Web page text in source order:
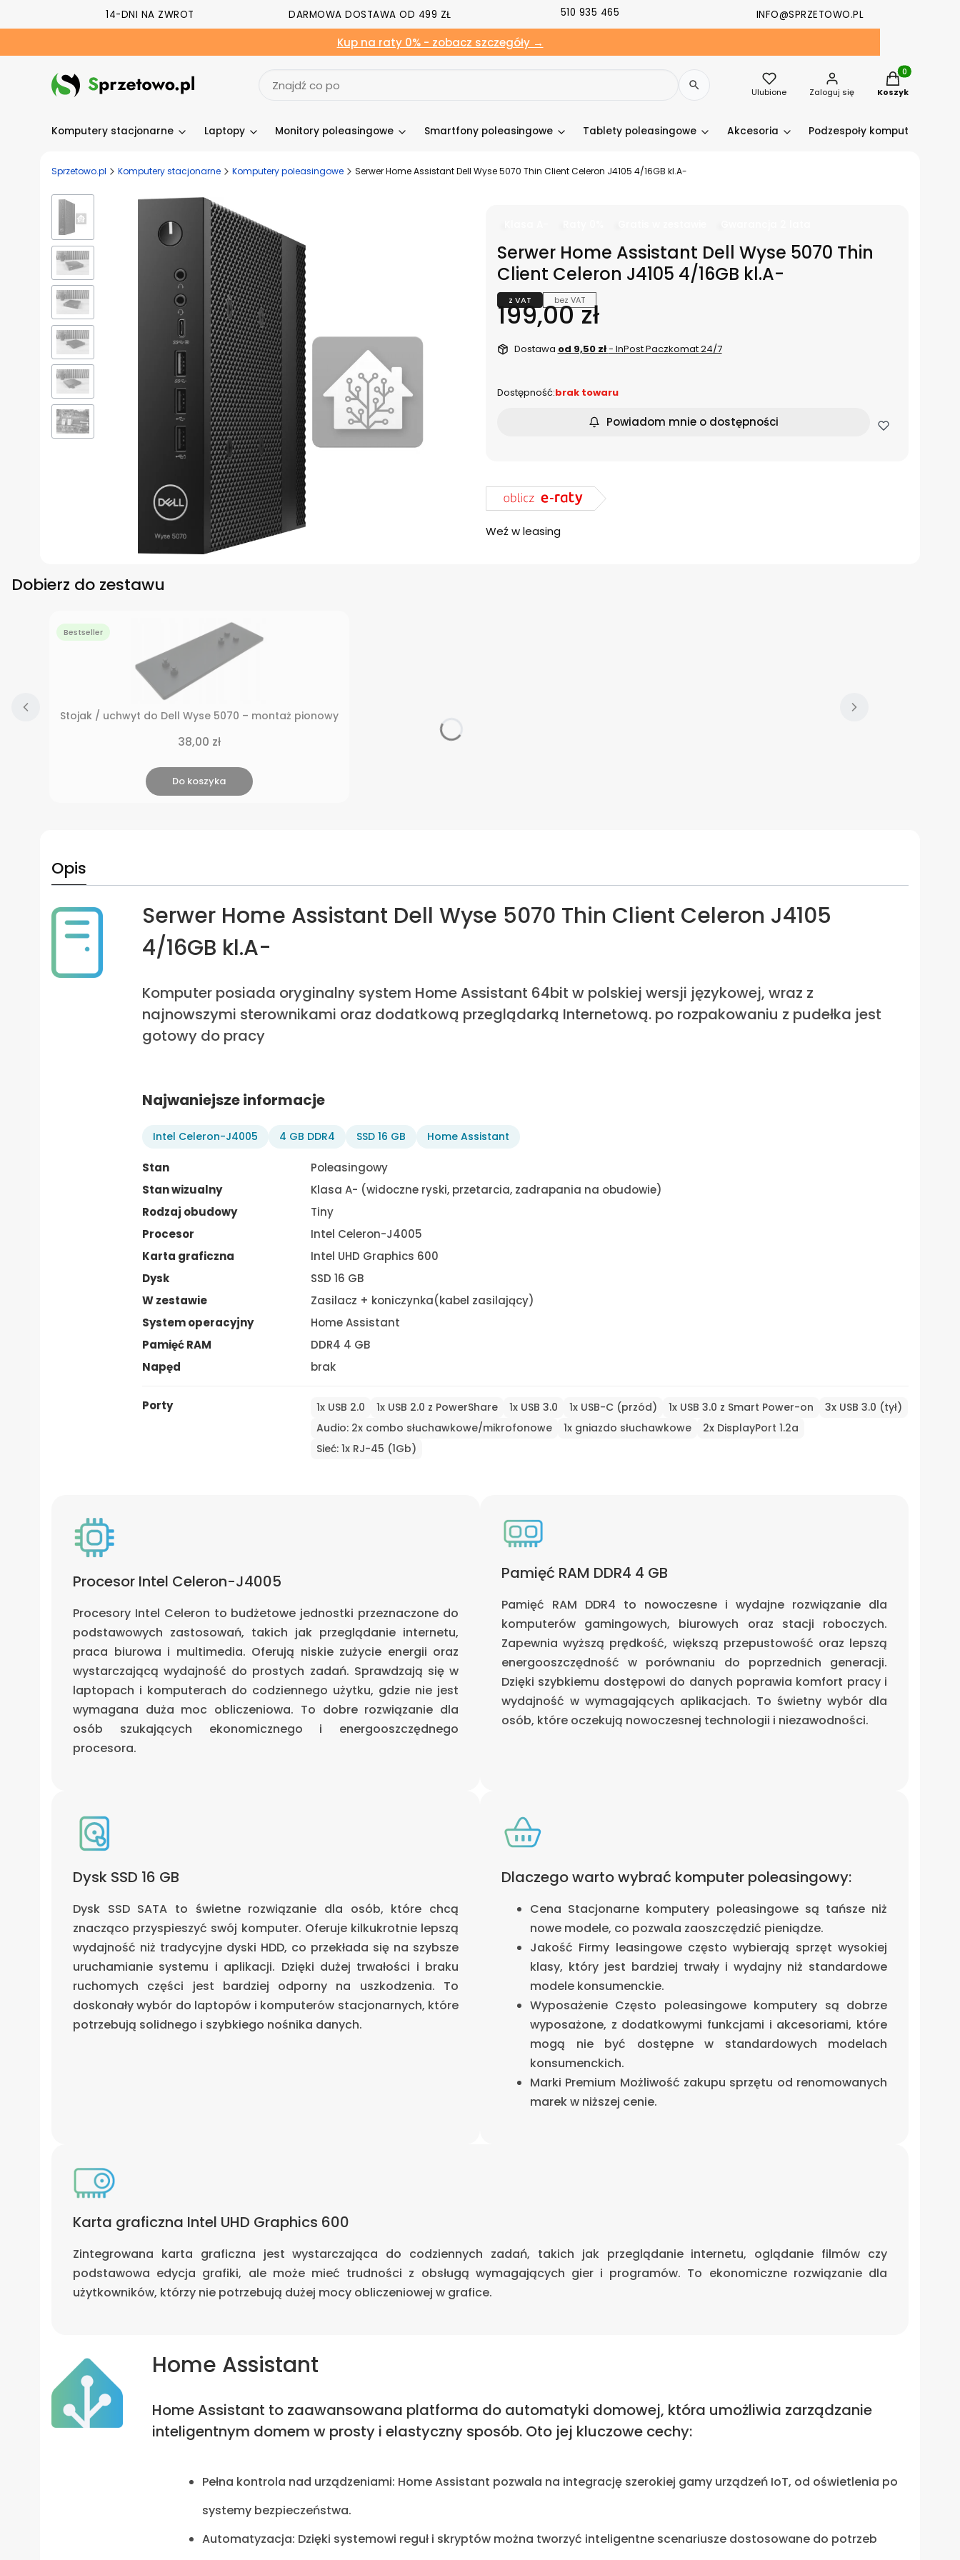
14-DNI NA ZWROT DARMOWA DOSTAWA OD 499 ZŁ 510 935 465 INFO@SPRZETOWO.PL
Kup na raty 0% - zobacz szczegóły →
Ulubione Zaloguj się
Produkty w
Koszyk
Komputery stacjonarne Laptopy Monitory poleasingowe Smartfony poleasingowe Tablety poleasingowe Akcesoria Podzespoły komputerowe
Sprzetowo.pl Komputery stacjonarne Komputery poleasingowe Serwer Home Assistant Dell Wyse 5070 Thin Client Celeron J4105 4/16GB kl.A-
Serwer Home Assistant Dell Wyse 5070 Thin
Client Celeron J4105 4/16GB kl.A-
z VAT bez VAT
Cena
199,00 zł
Dostawa od 9,50 zł- InPost Paczkomat 24/7
Dostępność:brak towaru
Powiadom mnie o dostępności
Weź w leasing
Dobierz do zestawu
Bestseller
Stojak / uchwyt do Dell Wyse 5070 – montaż pionowy
Cena
38,00 zł
Do koszyka
Opis
Serwer Home Assistant Dell Wyse 5070 Thin Client Celeron J4105
4/16GB kl.A-
Komputer posiada oryginalny system Home Assistant 64bit w polskiej wersji językowej, wraz z
najnowszymi sterownikami oraz dodatkową przeglądarką Internetową. po rozpakowaniu z pudełka jest
gotowy do pracy
Najwaniejsze informacje
Intel Celeron-J4005 4 GB DDR4 SSD 16 GB Home Assistant
Stan
Poleasingowy
Stan wizualny
Klasa A- (widoczne ryski, przetarcia, zadrapania na obudowie)
Rodzaj obudowy
Tiny
Procesor
Intel Celeron-J4005
Karta graficzna
Intel UHD Graphics 600
Dysk
SSD 16 GB
W zestawie
Zasilacz + koniczynka(kabel zasilający)
System operacyjny
Home Assistant
Pamięć RAM
DDR4 4 GB
Napęd
brak
Porty 1x USB 2.0 1x USB 2.0 z PowerShare 1x USB 3.0 1x USB-C (przód) 1x USB 3.0 z Smart Power-on
3x USB 3.0 (tył)
Audio: 2x combo słuchawkowe/mikrofonowe
1x gniazdo słuchawkowe
2x DisplayPort 1.2a
Sieć: 1x RJ-45 (1Gb)
Procesor Intel Celeron-J4005
Procesory Intel Celeron to budżetowe jednostki przeznaczone do
podstawowych zastosowań, takich jak przeglądanie internetu,
praca biurowa i multimedia. Oferują niskie zużycie energii oraz
wystarczającą wydajność do prostych zadań. Sprawdzają się w
laptopach i komputerach do codziennego użytku, gdzie nie jest
wymagana duża moc obliczeniowa. To dobre rozwiązanie dla
osób szukających ekonomicznego i energooszczędnego
procesora.
Pamięć RAM DDR4 4 GB
Pamięć RAM DDR4 to nowoczesne i wydajne rozwiązanie dla
komputerów gamingowych, biurowych oraz stacji roboczych.
Zapewnia wyższą prędkość, większą przepustowość oraz lepszą
energooszczędność w porównaniu do poprzednich generacji.
Dzięki szybkiemu dostępowi do danych poprawia komfort pracy i
wydajność w wymagających aplikacjach. To świetny wybór dla
osób, które oczekują nowoczesnej technologii i niezawodności.
Dysk SSD 16 GB
Dysk SSD SATA to świetne rozwiązanie dla osób, które chcą
znacząco przyspieszyć swój komputer. Oferuje kilkukrotnie lepszą
wydajność niż tradycyjne dyski HDD, co przekłada się na szybsze
uruchamianie systemu i aplikacji. Dzięki dużej trwałości i braku
ruchomych części jest bardziej odporny na uszkodzenia. To
doskonały wybór do laptopów i komputerów stacjonarnych, które
potrzebują solidnego i szybkiego nośnika danych.
Dlaczego warto wybrać komputer poleasingowy:
Cena Stacjonarne komputery poleasingowe są tańsze niż
nowe modele, co pozwala zaoszczędzić pieniądze.
Jakość Firmy leasingowe często wybierają sprzęt wysokiej
klasy, który jest bardziej trwały i wydajny niż standardowe
modele konsumenckie.
Wyposażenie Często poleasingowe komputery są dobrze
wyposażone, z dodatkowymi funkcjami i akcesoriami, które
mogą nie być dostępne w standardowych modelach
konsumenckich.
Marki Premium Możliwość zakupu sprzętu od renomowanych
marek w niższej cenie.
Karta graficzna Intel UHD Graphics 600
Zintegrowana karta graficzna jest wystarczająca do codziennych zadań, takich jak przeglądanie internetu, oglądanie filmów czy
podstawowa edycja grafiki, ale może mieć trudności z obsługą wymagających gier i programów. To ekonomiczne rozwiązanie dla
użytkowników, którzy nie potrzebują dużej mocy obliczeniowej w grafice.
Home Assistant
Home Assistant to zaawansowana platforma do automatyki domowej, która umożliwia zarządzanie
inteligentnym domem w prosty i elastyczny sposób. Oto jej kluczowe cechy:
Pełna kontrola nad urządzeniami: Home Assistant pozwala na integrację szerokiej gamy urządzeń IoT, od oświetlenia po
systemy bezpieczeństwa.
Automatyzacja: Dzięki systemowi reguł i skryptów można tworzyć inteligentne scenariusze dostosowane do potrzeb